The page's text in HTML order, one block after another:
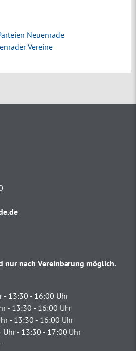
Neuenrade
Vereine
nur nach Vereinbarung möglich.
- 13:30 - 16:00 Uhr
- 13:30 - 16:00 Uhr
- 13:30 - 16:00 Uhr
- 13:30 - 17:00 Uhr